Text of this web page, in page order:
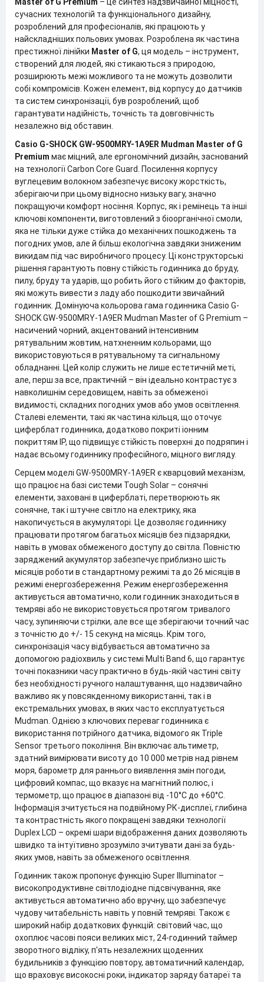
сучасних технологій та функціонального дизайну,
розроблений для професіоналів, які працюють у
найскладніших польових умовах. Розроблена як частина
престижної лінійки Master of G, ця модель – інструмент,
створений для людей, які стикаються з природою,
розширюють межі можливого та не можуть дозволити
собі компромісів. Кожен елемент, від корпусу до датчиків
та систем синхронізації, був розроблений, щоб
гарантувати надійність, точність та довговічність
незалежно від обставин.
Casio G-SHOCK GW-9500MRY-1A9ER Mudman Master of G
Premium має міцний, але ергономічний дизайн, заснований
на технології Carbon Core Guard. Посилення корпусу
вуглецевим волокном забезпечує високу жорсткість,
зберігаючи при цьому відносно низьку вагу, значно
покращуючи комфорт носіння. Корпус, як і ремінець та інші
ключові компоненти, виготовлений з біоорганічної смоли,
яка не тільки дуже стійка до механічних пошкоджень та
погодних умов, але й більш екологічна завдяки зниженим
викидам під час виробничого процесу. Ці конструкторські
рішення гарантують повну стійкість годинника до бруду,
пилу, бруду та ударів, що робить його стійким до факторів,
які можуть вивести з ладу або пошкодити звичайний
годинник. Домінуюча кольорова гама годинника Casio G-
SHOCK GW-9500MRY-1A9ER Mudman Master of G Premium –
насичений чорний, акцентований інтенсивним
рятувальним жовтим, натхненним кольорами, що
використовуються в рятувальному та сигнальному
обладнанні. Цей колір служить не лише естетичній меті,
але, перш за все, практичній – він ідеально контрастує з
навколишнім середовищем, навіть за обмеженої
видимості, складних погодних умов або умов освітлення.
Сталеві елементи, такі як частина кільця, що оточує
циферблат годинника, додатково покриті іонним
покриттям IP, що підвищує стійкість поверхні до подряпин і
надає всьому годиннику професійного, міцного вигляду.
Серцем моделі GW-9500MRY-1A9ER є кварцовий механізм,
що працює на базі системи Tough Solar – сонячні
елементи, заховані в циферблаті, перетворюють як
сонячне, так і штучне світло на електрику, яка
накопичується в акумуляторі. Це дозволяє годиннику
працювати протягом багатьох місяців без підзарядки,
навіть в умовах обмеженого доступу до світла. Повністю
заряджений акумулятор забезпечує приблизно шість
місяців роботи в стандартному режимі та до 26 місяців в
режимі енергозбереження. Режим енергозбереження
активується автоматично, коли годинник знаходиться в
темряві або не використовується протягом тривалого
часу, зупиняючи стрілки, але все ще зберігаючи точний час
з точністю до +/- 15 секунд на місяць. Крім того,
синхронізація часу відбувається автоматично за
допомогою радіохвиль у системі Multi Band 6, що гарантує
точні показники часу практично в будь-якій частині світу
без необхідності ручного налаштування, що надзвичайно
важливо як у повсякденному використанні, так і в
екстремальних умовах, в яких часто експлуатується
Mudman. Однією з ключових переваг годинника є
використання потрійного датчика, відомого як Triple
Sensor третього покоління. Він включає альтиметр,
здатний вимірювати висоту до 10 000 метрів над рівнем
моря, барометр для раннього виявлення змін погоди,
цифровий компас, що вказує на магнітний полюс, і
термометр, що працює в діапазоні від -10°C до +60°C.
Інформація зчитується на подвійному РК-дисплеї, глибина
та контрастність якого покращені завдяки технології
Duplex LCD – окремі шари відображення даних дозволяють
швидко та інтуїтивно зрозуміло зчитувати дані за будь-
яких умов, навіть за обмеженого освітлення.
Годинник також пропонує функцію Super Illuminator –
високопродуктивне світлодіодне підсвічування, яке
активується автоматично або вручну, що забезпечує
чудову читабельність навіть у повній темряві. Також є
широкий набір додаткових функцій: світовий час, що
охоплює часові пояси великих міст, 24-годинний таймер
зворотного відліку, п'ять незалежних щоденних
будильників з функцією повтору, автоматичний календар,
що враховує високосні роки, індикатор заряду батареї та